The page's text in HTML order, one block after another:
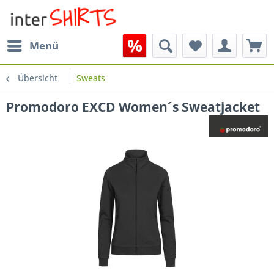
Menü
Übersicht Sweats
Promodoro EXCD Women´s Sweatjacket